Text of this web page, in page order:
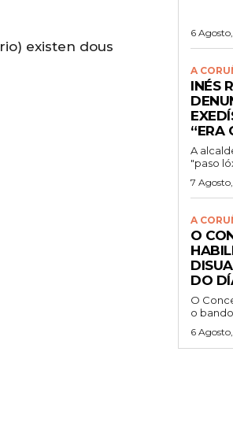
existen dous
6
A
INÉS
“ERA
A
"paso
7
A
O
DO
O
o
6